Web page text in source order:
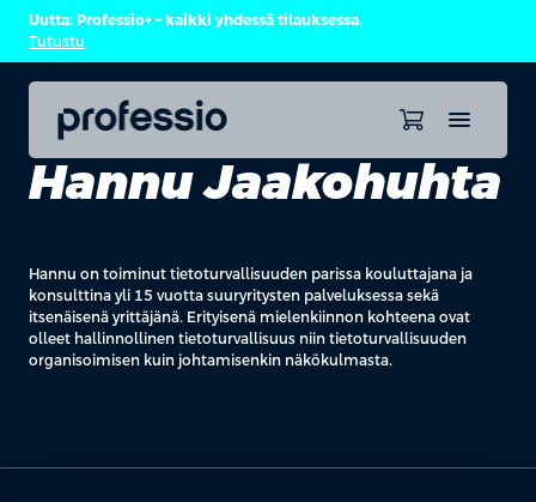
Uutta: Professio+ – kaikki yhdessä tilauksessa.
Tutustu
Hannu Jaakohuhta
Hannu on toiminut tietoturvallisuuden parissa kouluttajana ja
konsulttina yli 15 vuotta suuryritysten palveluksessa sekä
itsenäisenä yrittäjänä. Erityisenä mielenkiinnon kohteena ovat
olleet hallinnollinen tietoturvallisuus niin tietoturvallisuuden
organisoimisen kuin johtamisenkin näkökulmasta.